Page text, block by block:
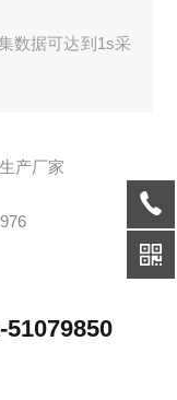
数据可达到1s采
位），2套系统
生产厂家
976
51079850